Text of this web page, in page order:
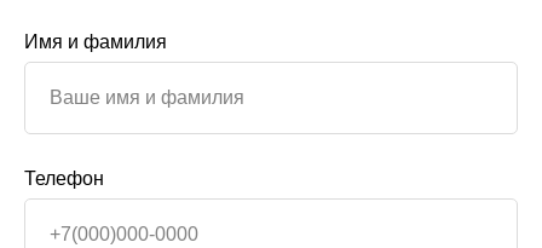
Имя и фамилия
Телефон